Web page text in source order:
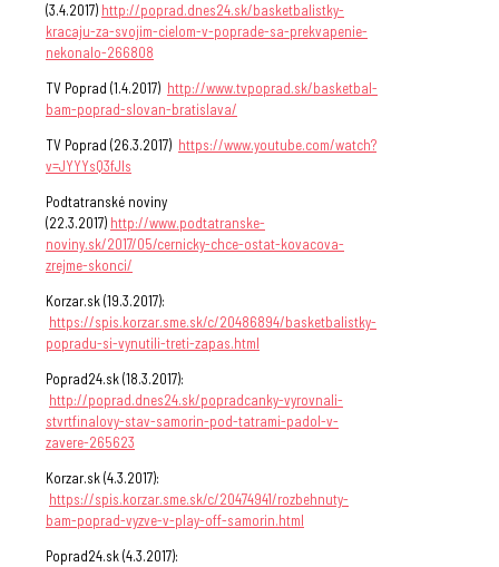
(3.4.2017) http://poprad.dnes24.sk/basketbalistky-
kracaju-za-svojim-cielom-v-poprade-sa-prekvapenie-
nekonalo-266808
TV Poprad (1.4.2017) http://www.tvpoprad.sk/basketbal-
bam-poprad-slovan-bratislava/
TV Poprad (26.3.2017) https://www.youtube.com/watch?
v=JYYYsQ3fJIs
Podtatranské noviny
(22.3.2017) http://www.podtatranske-
noviny.sk/2017/05/cernicky-chce-ostat-kovacova-
zrejme-skonci/
Korzar.sk (19.3.2017):
https://spis.korzar.sme.sk/c/20486894/basketbalistky-
popradu-si-vynutili-treti-zapas.html
Poprad24.sk (18.3.2017):
http://poprad.dnes24.sk/popradcanky-vyrovnali-
stvrtfinalovy-stav-samorin-pod-tatrami-padol-v-
zavere-265623
Korzar.sk (4.3.2017):
https://spis.korzar.sme.sk/c/20474941/rozbehnuty-
bam-poprad-vyzve-v-play-off-samorin.html
Poprad24.sk (4.3.2017):